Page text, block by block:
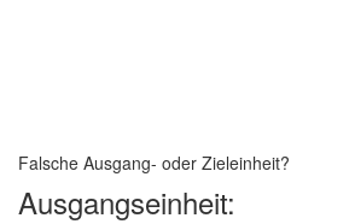
Falsche Ausgang- oder Zieleinheit?
Ausgangseinheit: